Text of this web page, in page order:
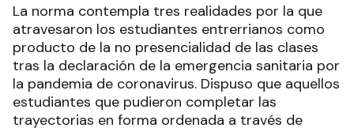
La norma contempla tres realidades por la que
atravesaron los estudiantes entrerrianos como
producto de la no presencialidad de las clases
tras la declaración de la emergencia sanitaria por
la pandemia de coronavirus. Dispuso que aquellos
estudiantes que pudieron completar las
trayectorias en forma ordenada a través de